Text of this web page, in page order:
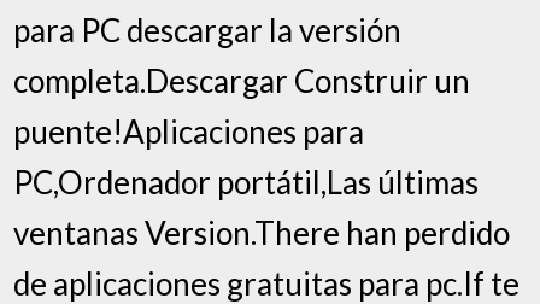
para PC descargar la versión
completa.Descargar Construir un
puente!Aplicaciones para
PC,Ordenador portátil,Las últimas
ventanas Version.There han perdido
de aplicaciones gratuitas para pc.If te